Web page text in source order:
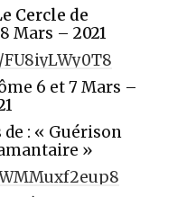
Cercle de
Mars – 2021
6 et 7 Mars –
: « Guérison
»